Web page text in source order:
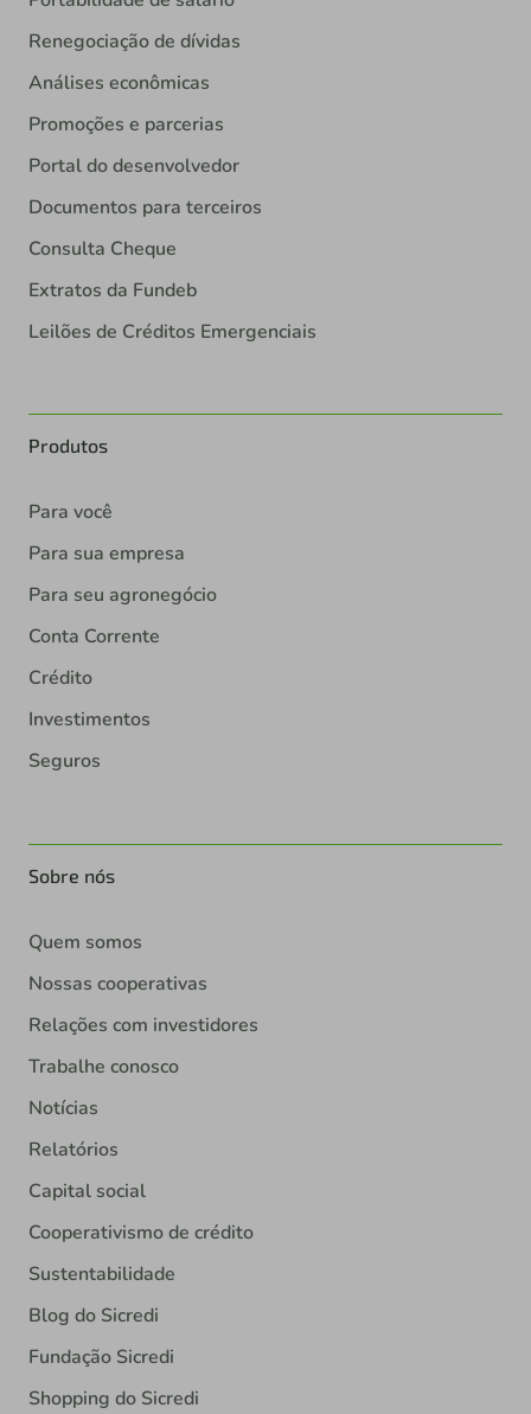
Renegociação de dívidas
Análises econômicas
Promoções e parcerias
Portal do desenvolvedor
Documentos para terceiros
Consulta Cheque
Extratos da Fundeb
Leilões de Créditos Emergenciais
Produtos
Para você
Para sua empresa
Para seu agronegócio
Conta Corrente
Crédito
Investimentos
Seguros
Sobre nós
Quem somos
Nossas cooperativas
Relações com investidores
Trabalhe conosco
Notícias
Relatórios
Capital social
Cooperativismo de crédito
Sustentabilidade
Blog do Sicredi
Fundação Sicredi
Shopping do Sicredi